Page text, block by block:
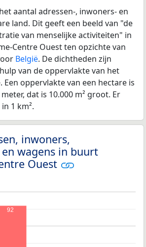
aantal adressen-, inwoners- en
land. Dit geeft een beeld van "de
van menselijke activiteiten" in
Centre Ouest ten opzichte van
België. De dichtheden zijn
van de oppervlakte van het
Een oppervlakte van een hectare is
dat is 10.000 m² groot. Er
1 km².
inwoners,
wagens in buurt
Ouest
92